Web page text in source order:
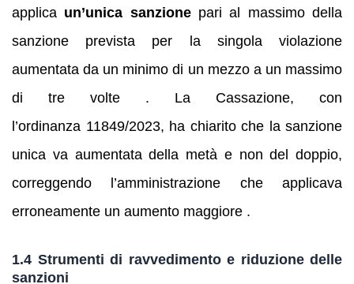
applica un’unica sanzionepari al massimo della
sanzione prevista per la singola violazione
aumentata da un minimo di un mezzo a un massimo
di tre volte . La Cassazione, con
l’ordinanza 11849/2023, ha chiarito che la sanzione
unica va aumentata della metà e non del doppio,
correggendo l’amministrazione che applicava
erroneamente un aumento maggiore .
1.4 Strumenti di ravvedimento e riduzione delle
sanzioni